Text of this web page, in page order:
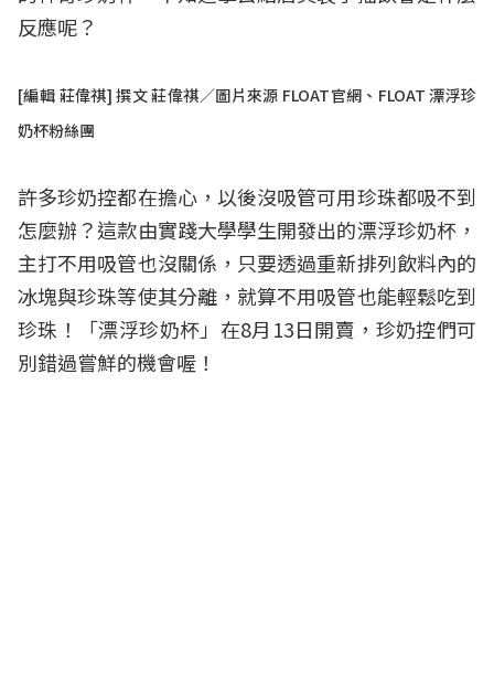
反應呢？
[編輯 莊偉祺] 撰文 莊偉祺／圖片來源 FLOAT官網、FLOAT 漂浮珍
奶杯粉絲團
許多珍奶控都在擔心，以後沒吸管可用珍珠都吸不到
怎麼辦？這款由實踐大學學生開發出的漂浮珍奶杯，
主打不用吸管也沒關係，只要透過重新排列飲料內的
冰塊與珍珠等使其分離，就算不用吸管也能輕鬆吃到
珍珠！「漂浮珍奶杯」在8月13日開賣，珍奶控們可
別錯過嘗鮮的機會喔！